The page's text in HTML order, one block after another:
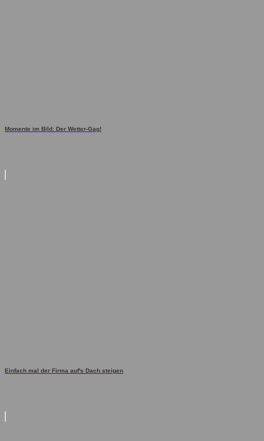
Momente im Bild: Der Wetter-Gag!
Einfach mal der Firma auf's Dach steigen